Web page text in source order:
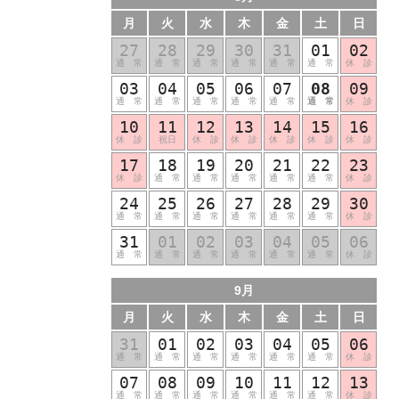
月
火 水 木 金 土 日
27
通 常
28
通 常
29
通 常
30
通 常
31
通 常
01
通 常
02
休 診
03
通 常
04
通 常
05
通 常
06
通 常
07
通 常
08
通 常
09
休 診
10
休 診
11
祝日
12
休 診
13
休 診
14
休 診
15
休 診
16
休 診
17
休 診
18
通 常
19
通 常
20
通 常
21
通 常
22
通 常
23
休 診
24
通 常
25
通 常
26
通 常
27
通 常
28
通 常
29
通 常
30
休 診
31
通 常
01
通 常
02
通 常
03
通 常
04
通 常
05
通 常
06
休 診
9月
月
火 水 木 金 土 日
31
通 常
01
通 常
02
通 常
03
通 常
04
通 常
05
通 常
06
休 診
07
通 常
08
通 常
09
通 常
10
通 常
11
通 常
12
通 常
13
休 診